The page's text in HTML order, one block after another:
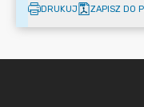
DRUKUJ ZAPISZ DO